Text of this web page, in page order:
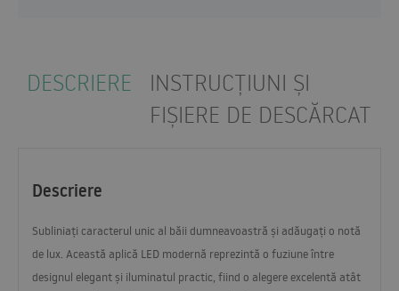
DESCRIERE
INSTRUCȚIUNI ȘI
FIȘIERE DE DESCĂRCAT
Descriere
Subliniați caracterul unic al băii dumneavoastră și adăugați o notă
de lux. Această aplică LED modernă reprezintă o fuziune între
designul elegant și iluminatul practic, fiind o alegere excelentă atât